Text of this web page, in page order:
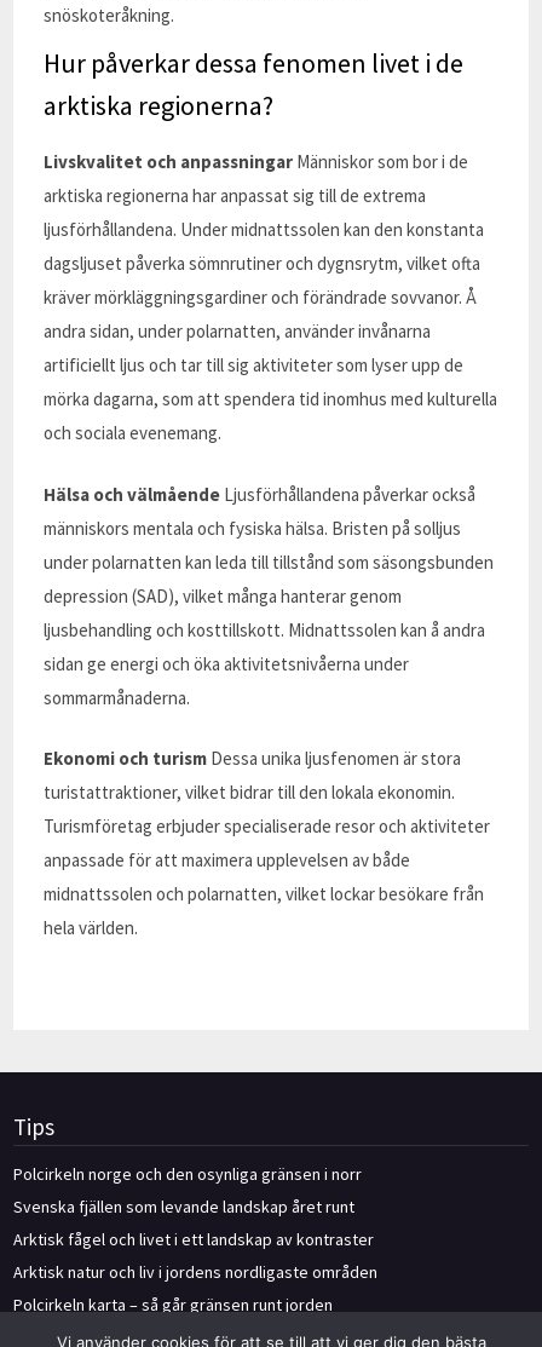
snöskoteråkning.
Hur påverkar dessa fenomen livet i de
arktiska regionerna?
Livskvalitet och anpassningar Människor som bor i de
arktiska regionerna har anpassat sig till de extrema
ljusförhållandena. Under midnattssolen kan den konstanta
dagsljuset påverka sömnrutiner och dygnsrytm, vilket ofta
kräver mörkläggningsgardiner och förändrade sovvanor. Å
andra sidan, under polarnatten, använder invånarna
artificiellt ljus och tar till sig aktiviteter som lyser upp de
mörka dagarna, som att spendera tid inomhus med kulturella
och sociala evenemang.
Hälsa och välmående Ljusförhållandena påverkar också
människors mentala och fysiska hälsa. Bristen på solljus
under polarnatten kan leda till tillstånd som säsongsbunden
depression (SAD), vilket många hanterar genom
ljusbehandling och kosttillskott. Midnattssolen kan å andra
sidan ge energi och öka aktivitetsnivåerna under
sommarmånaderna.
Ekonomi och turism Dessa unika ljusfenomen är stora
turistattraktioner, vilket bidrar till den lokala ekonomin.
Turismföretag erbjuder specialiserade resor och aktiviteter
anpassade för att maximera upplevelsen av både
midnattssolen och polarnatten, vilket lockar besökare från
hela världen.
Tips
Polcirkeln norge och den osynliga gränsen i norr
Svenska fjällen som levande landskap året runt
Arktisk fågel och livet i ett landskap av kontraster
Arktisk natur och liv i jordens nordligaste områden
Polcirkeln karta – så går gränsen runt jorden
Vi använder cookies för att se till att vi ger dig den bästa